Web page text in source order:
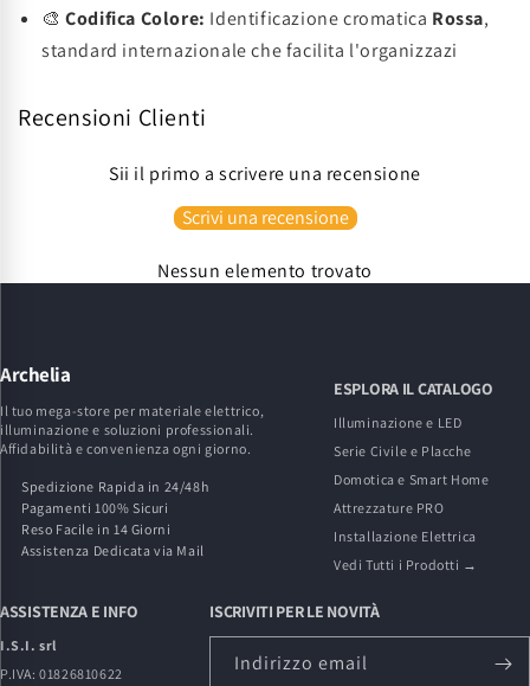
🎨Codifica Colore: Identificazione cromatica Rossa,
standard internazionale che facilita l'organizzazi
Recensioni Clienti
Sii il primo a scrivere una recensione
Scrivi una recensione
Nessun elemento trovato
Archelia
Il tuo mega-store per materiale elettrico,
illuminazione e soluzioni professionali.
Affidabilità e convenienza ogni giorno.
Spedizione Rapida in 24/48h
Pagamenti 100% Sicuri
Reso Facile in 14 Giorni
Assistenza Dedicata via Mail
ESPLORA IL CATALOGO
Illuminazione e LED
Serie Civile e Placche
Domotica e Smart Home
Attrezzature PRO
Installazione Elettrica
Vedi Tutti i Prodotti →
ASSISTENZA E INFO
I.S.I. srl
P.IVA: 01826810622
ISCRIVITI PER LE NOVITÀ
Indirizzo email